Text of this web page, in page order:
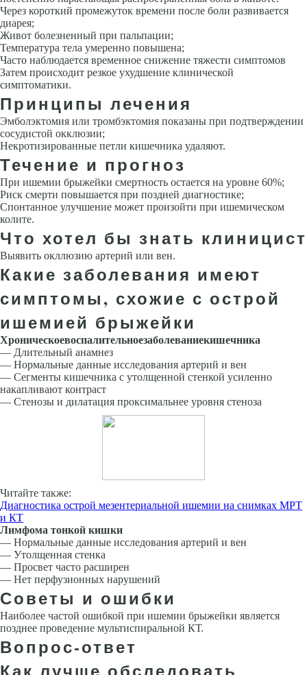
Через короткий промежуток времени после боли развивается
диарея;
Живот болезненный при пальпации;
Температура тела умеренно повышена;
Часто наблюдается временное снижение тяжести симптомов
Затем происходит резкое ухудшение клинической
симптоматики.
Принципы лечения
Эмболэктомия или тромбэктомия показаны при подтверждении
сосудистой окклюзии;
Некротизированные петли кишечника удаляют.
Течение и прогноз
При ишемии брыжейки смертность остается на уровне 60%;
Риск смерти повышается при поздней диагностике;
Спонтанное улучшение может произойти при ишемическом
колите.
Что хотел бы знать клиницист
Выявить окллюзию артерий или вен.
Какие заболевания имеют
симптомы, схожие с острой
ишемией брыжейки
Хроническоевоспалительноезаболеваниекишечникa
— Длительный анамнез
— Нормальные данные исследования артерий и вен
— Сегменты кишечника с утолщенной стенкой усиленно
накапливают контраст
— Стенозы и дилатация проксимальнее уровня стеноза
Читайте также:
Диагностика острой мезентериальной ишемии на снимках МРТ
и КТ
Лимфома тонкой кишки
— Нормальные данные исследования артерий и вен
— Утолщенная стенка
— Просвет часто расширен
— Нет перфузионных нарушений
Советы и ошибки
Наиболее частой ошибкой при ишемии брыжейки является
позднее проведение мультиспиральной КТ.
Вопрос-ответ